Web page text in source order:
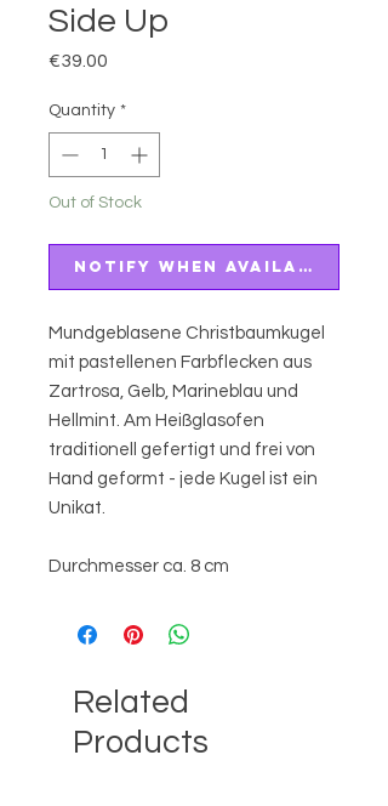
Side Up
€39.00
Quantity *
Out of Stock
Notify When Available
Mundgeblasene Christbaumkugel
mit pastellenen Farbflecken aus
Zartrosa, Gelb, Marineblau und
Hellmint. Am Heißglasofen
traditionell gefertigt und frei von
Hand geformt - jede Kugel ist ein
Unikat.
Durchmesser ca. 8 cm
Related
Products